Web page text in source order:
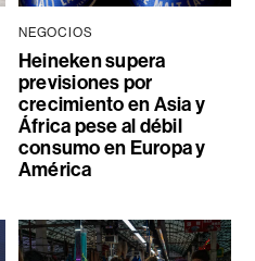
NEGOCIOS
Heineken supera
previsiones por
crecimiento en Asia y
África pese al débil
consumo en Europa y
América